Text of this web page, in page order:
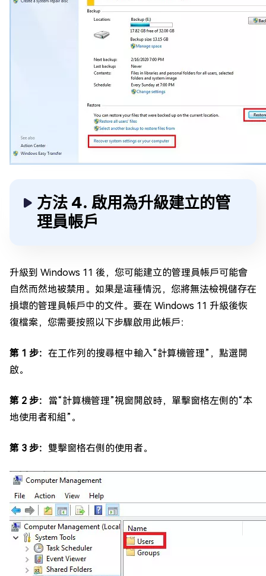
方法 4. 啟用為升級建立的管
理員帳戶
升級到 Windows 11 後，您可能建立的管理員帳戶可能會
自然而然地被禁用。如果是這種情況，您將無法檢視儲存在
損壞的管理員帳戶中的文件。要在 Windows 11 升級後恢
復檔案，您需要按照以下步驟啟用此帳戶：
第 1 步： 在工作列的搜尋框中輸入“計算機管理”，點選開
啟。
第 2 步： 當“計算機管理”視窗開啟時，單擊窗格左側的“本
地使用者和組”。
第 3 步： 雙擊窗格右側的使用者。